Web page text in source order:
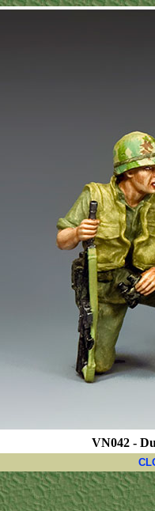
VN042 -